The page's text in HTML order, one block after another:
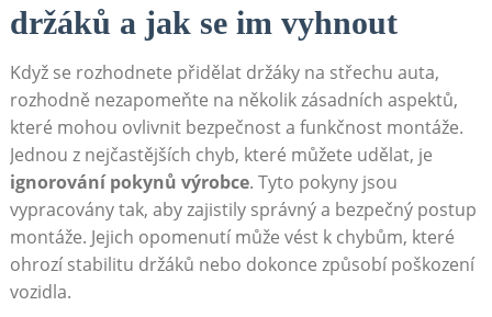
držáků a jak se im vyhnout
Když se rozhodnete přidělat držáky na střechu‌ auta,
rozhodně nezapomeňte na ‍několik zásadních aspektů,
které mohou ovlivnit bezpečnost a funkčnost montáže.⁢
Jednou z nejčastějších ‍chyb, které můžete udělat, je
ignorování pokynů ​výrobce. Tyto pokyny jsou
vypracovány tak, aby zajistily správný⁢ a bezpečný postup
montáže. Jejich opomenutí​ může ‍vést k chybům,‍ které
‌ohrozí stabilitu držáků nebo dokonce způsobí poškození
vozidla.